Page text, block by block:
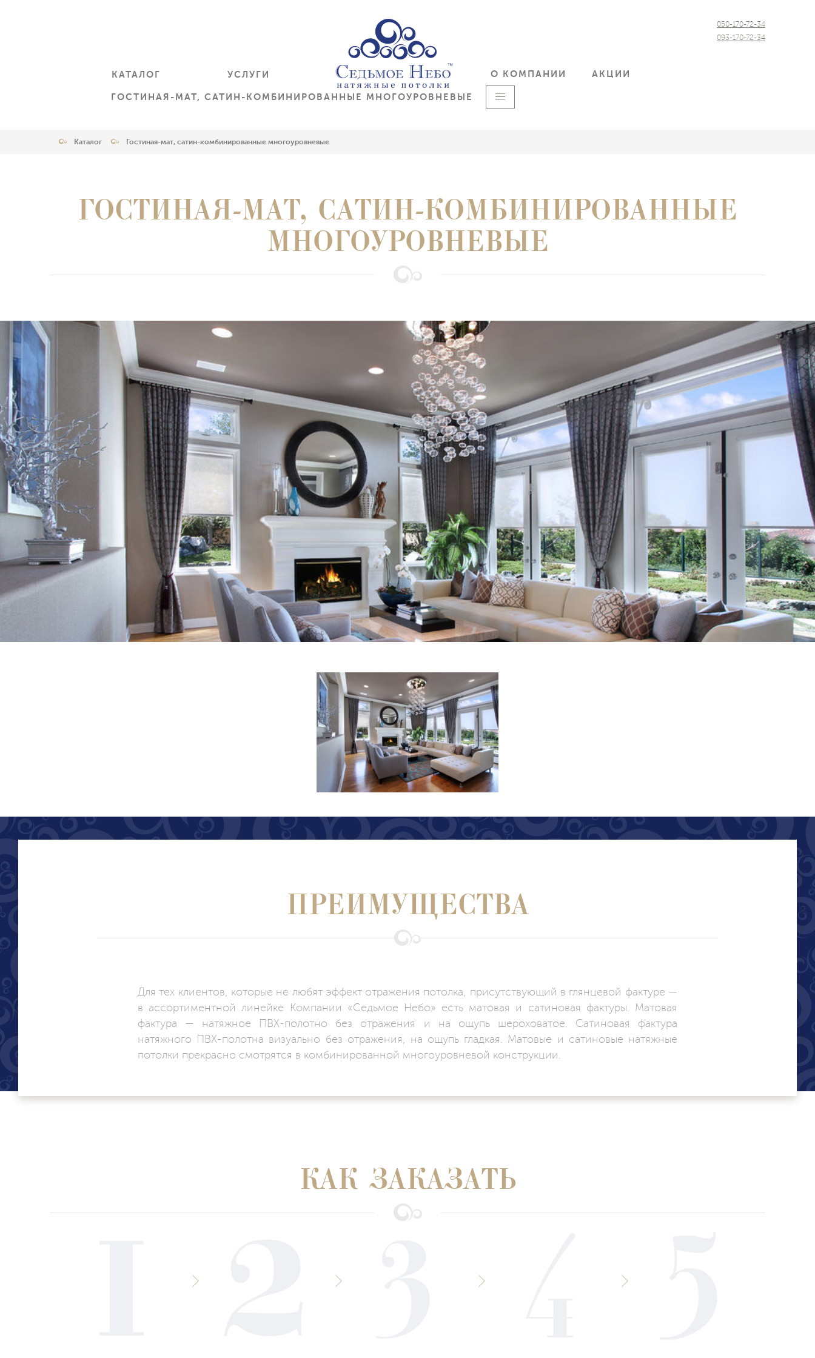
КАТАЛОГ УСЛУГИ О КОМПАНИИ АКЦИИ
ГОСТИНАЯ-МАТ, САТИН-КОМБИНИРОВАННЫЕ МНОГОУРОВНЕВЫЕ
050-170-72-34
093-170-72-34
Каталог Гостиная-мат, сатин-комбинированные многоуровневые
ГОСТИНАЯ-МАТ, САТИН-КОМБИНИРОВАННЫЕ
МНОГОУРОВНЕВЫЕ
ПРЕИМУЩЕСТВА
Для тех клиентов, которые не любят эффект отражения потолка, присутствующий в глянцевой фактуре —
в ассортиментной линейке Компании «Седьмое Небо» есть матовая и сатиновая фактуры. Матовая
фактура — натяжное ПВХ-полотно без отражения и на ощупь шероховатое. Сатиновая фактура
натяжного ПВХ-полотна визуально без отражения, на ощупь гладкая. Матовые и сатиновые натяжные
потолки прекрасно смотрятся в комбинированной многоуровневой конструкции.
КАК ЗАКАЗАТЬ